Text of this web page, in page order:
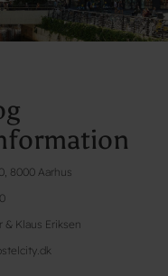
8000 Aarhus
& Klaus Eriksen